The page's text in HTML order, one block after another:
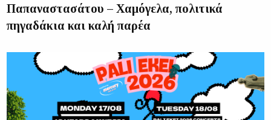
Παπαναστασάτου – Χαμόγελα, πολιτικά
πηγαδάκια και καλή παρέα